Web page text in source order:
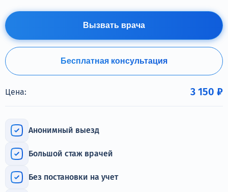
Терапия
Круглосуточно, анонимно
Адрес call-центра
Вызвать врача
Бесплатная консультация
Цена: 3 150 ₽
Анонимный выезд
Большой стаж врачей
Без постановки на учет